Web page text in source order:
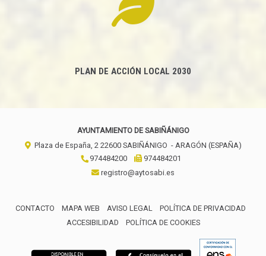
PLAN DE ACCIÓN LOCAL 2030
AYUNTAMIENTO DE SABIÑÁNIGO
Plaza de España, 2 22600 SABIÑÁNIGO - ARAGÓN (ESPAÑA)
974484200
974484201
registro@aytosabi.es
CONTACTO MAPA WEB AVISO LEGAL
POLÍTICA DE PRIVACIDAD
ACCESIBILIDAD
POLÍTICA DE COOKIES